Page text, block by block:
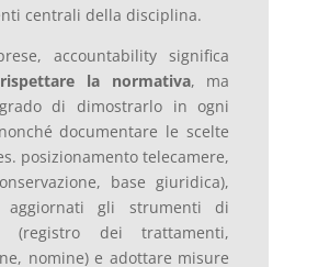
centrali della disciplina.
accountability significa
la normativa, ma
di dimostrarlo in ogni
documentare le scelte
posizionamento telecamere,
base giuridica),
aggiornati gli strumenti di
(registro dei trattamenti,
nomine) e adottare misure